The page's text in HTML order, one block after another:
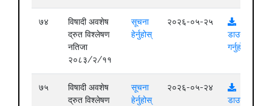
७४
विषादी अवशेष
द्रुत विश्लेषण
नतिजा
२०८३/२/११
सूचना
हेर्नुहोस्
२०२६-०५-२५
डाउनलोड
गर्नुहोस्
७५
विषादी अवशेष
द्रुत विश्लेषण
सूचना
हेर्नुहोस्
२०२६-०५-२४
डाउनलोड